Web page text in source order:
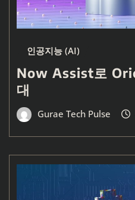
인공지능 (AI)
Now Assist로
대
Gurae Tech Pulse